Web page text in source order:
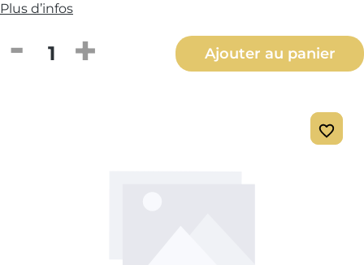
Plus d’infos
Quantité de produit : Entrez la
Ajouter au panier